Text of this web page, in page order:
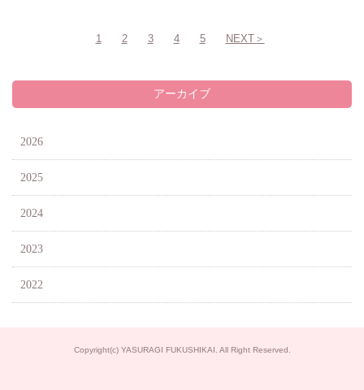
1 2 3 4 5 NEXT＞
アーカイブ
2026
2025
2024
2023
2022
Copyright(c) YASURAGI FUKUSHIKAI. All Right Reserved.